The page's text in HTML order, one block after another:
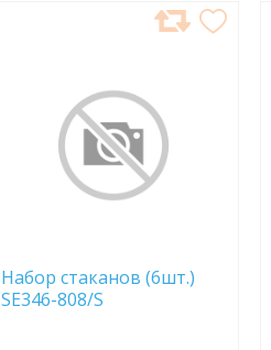
Набор стаканов (6шт.)
SE346-808/S